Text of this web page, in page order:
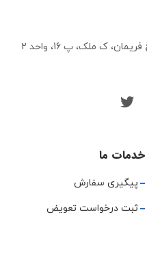
ک ملک، پ 16، واحد 2
خدمات ما
پیگیری سفارش
ثبت درخواست تعویض